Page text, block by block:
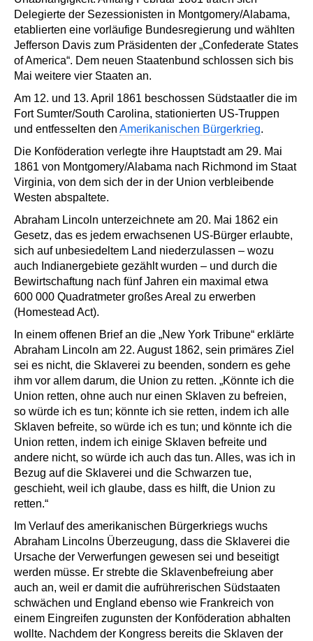
Delegierte der Sezessionisten in Montgomery/Alabama,
etablierten eine vorläufige Bundesregierung und wählten
Jefferson Davis zum Präsidenten der „Confederate States
of America“. Dem neuen Staatenbund schlossen sich bis
Mai weitere vier Staaten an.
Am 12. und 13. April 1861 beschossen Südstaatler die im
Fort Sumter/South Carolina, stationierten US-Truppen
und entfesselten den Amerikanischen Bürgerkrieg.
Die Konföderation verlegte ihre Hauptstadt am 29. Mai
1861 von Montgomery/Alabama nach Richmond im Staat
Virginia, von dem sich der in der Union verbleibende
Westen abspaltete.
Abraham Lincoln unterzeichnete am 20. Mai 1862 ein
Gesetz, das es jedem erwachsenen US-Bürger erlaubte,
sich auf unbesiedeltem Land niederzulassen – wozu
auch Indianergebiete gezählt wurden – und durch die
Bewirtschaftung nach fünf Jahren ein maximal etwa
600 000 Quadratmeter großes Areal zu erwerben
(Homestead Act).
In einem offenen Brief an die „New York Tribune“ erklärte
Abraham Lincoln am 22. August 1862, sein primäres Ziel
sei es nicht, die Sklaverei zu beenden, sondern es gehe
ihm vor allem darum, die Union zu retten. „Könnte ich die
Union retten, ohne auch nur einen Sklaven zu befreien,
so würde ich es tun; könnte ich sie retten, indem ich alle
Sklaven befreite, so würde ich es tun; und könnte ich die
Union retten, indem ich einige Sklaven befreite und
andere nicht, so würde ich auch das tun. Alles, was ich in
Bezug auf die Sklaverei und die Schwarzen tue,
geschieht, weil ich glaube, dass es hilft, die Union zu
retten.“
Im Verlauf des amerikanischen Bürgerkriegs wuchs
Abraham Lincolns Überzeugung, dass die Sklaverei die
Ursache der Verwerfungen gewesen sei und beseitigt
werden müsse. Er strebte die Sklavenbefreiung aber
auch an, weil er damit die aufrührerischen Südstaaten
schwächen und England ebenso wie Frankreich von
einem Eingreifen zugunsten der Konföderation abhalten
wollte. Nachdem der Kongress bereits die Sklaven der